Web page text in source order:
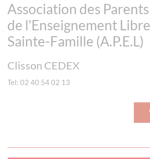
Association des
de l'Enseignement
Sainte-Famille (A.P.E.L)
Clisson CEDEX
Tel: 02 40 54 02 13